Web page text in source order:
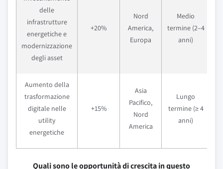
delle
infrastrutture
energetiche e
modernizzazione
degli asset
+20%
Nord
America,
Europa
Medio
termine (2–4
anni)
Aumento della
trasformazione
digitale nelle
utility
energetiche
+15%
Asia
Pacifico,
Nord
America
Lungo
termine (≥ 4
anni)
Quali sono le opportunità di crescita in questo